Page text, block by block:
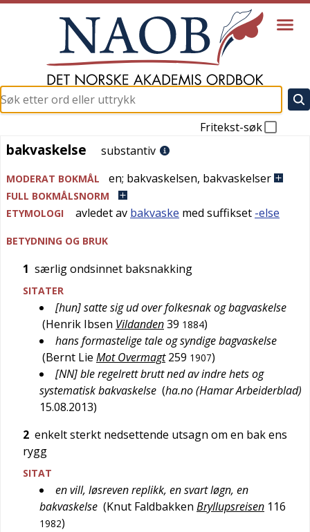
Fritekst-søk
bakvaskelse
bakvaskelse substantiv
MODERAT BOKMÅL en; bakvaskelsen, bakvaskelser
FULL BOKMÅLSNORM
ETYMOLOGI
avledet av bakvaske med suffikset -else
BETYDNING OG BRUK
1 særlig ondsinnet baksnakking
SITATER
[hun] satte sig ud over folkesnak og bagvaskelse
(Henrik Ibsen Vildanden39 1884)
hans formastelige tale og syndige bagvaskelse
(Bernt Lie Mot Overmagt 259 1907)
[NN] ble regelrett brutt ned av indre hets og
systematisk bakvaskelse (ha.no (Hamar Arbeiderblad)
15.08.2013)
2 enkelt sterkt nedsettende utsagn om en bak ens
rygg
SITAT
en vill, løsreven replikk, en svart løgn, en
bakvaskelse (Knut Faldbakken Bryllupsreisen 116
1982)